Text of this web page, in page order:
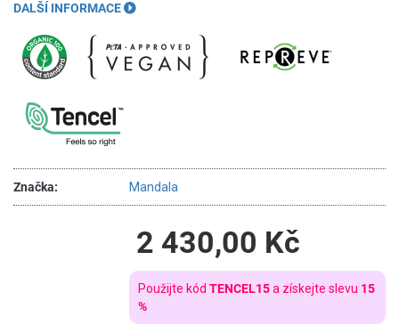
DALŠÍ INFORMACE
Značka: Mandala
2 430,00 Kč
Použijte kód TENCEL15a získejte slevu 15
%